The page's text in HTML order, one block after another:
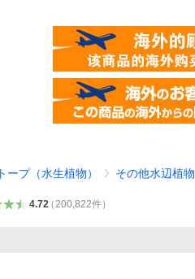
ープ（水生植物） その他水辺植物
4.72（200,822件）